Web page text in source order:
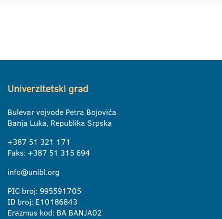
Univerzitetski grad
Bulevar vojvode Petra Bojovića
Banja Luka, Republika Srpska
+387 51 321 171
Faks: +387 51 315 694
info@unibl.org
PIC broj: 995591705
ID broj: E10186843
Erazmus kod: BA BANJA02